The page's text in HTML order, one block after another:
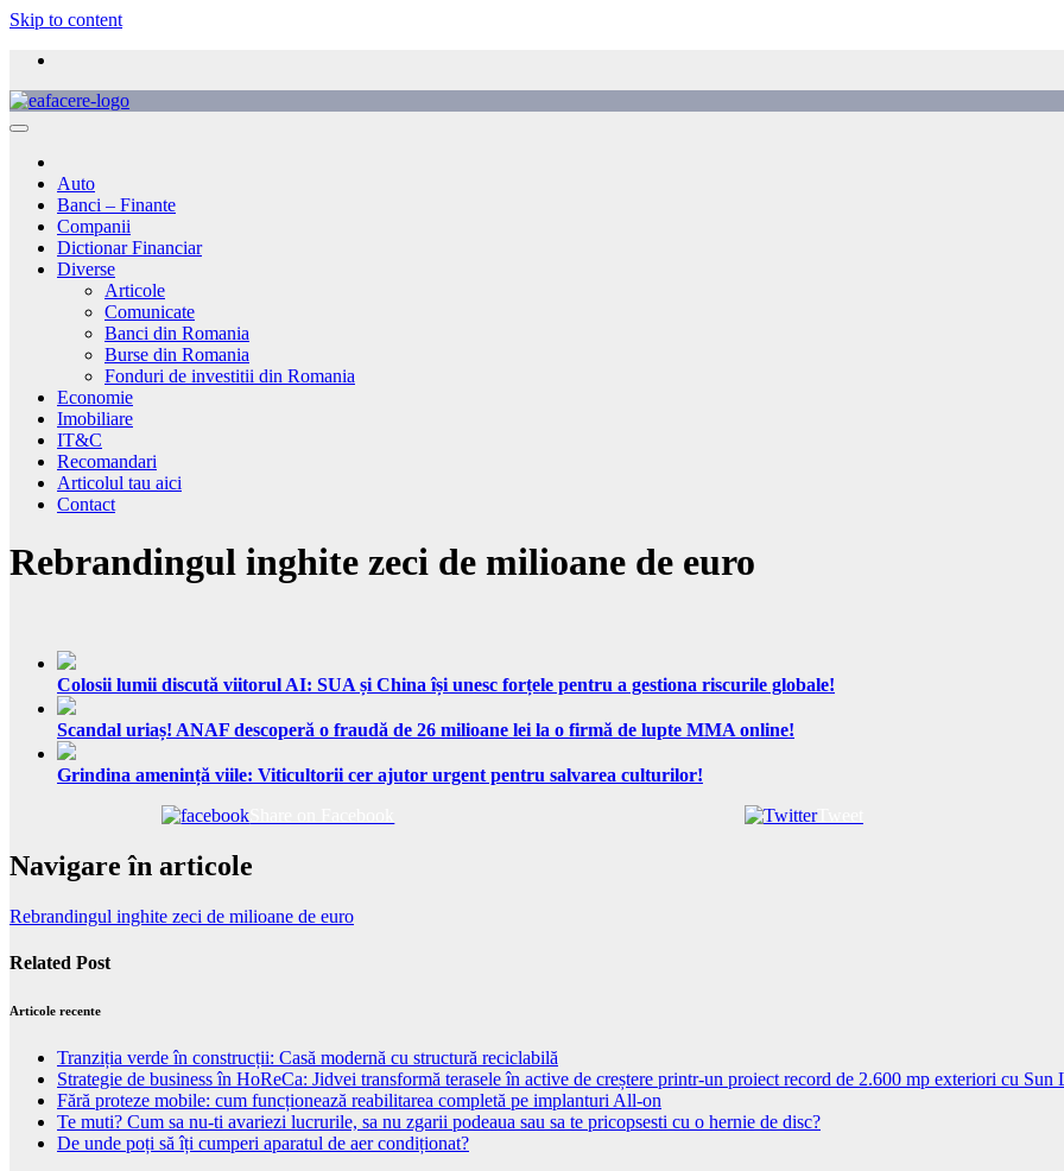
Skip to content
Auto
Banci – Finante
Companii
Dictionar Financiar
Diverse
Articole
Comunicate
Banci din Romania
Burse din Romania
Fonduri de investitii din Romania
Economie
Imobiliare
IT&C
Recomandari
Articolul tau aici
Contact
Rebrandingul inghite zeci de milioane de euro
Colosii lumii discută viitorul AI: SUA și China își unesc forțele pentru a gestiona riscurile globale!
Scandal uriaș! ANAF descoperă o fraudă de 26 milioane lei la o firmă de lupte MMA online!
Grindina amenință viile: Viticultorii cer ajutor urgent pentru salvarea culturilor!
Tweet
Navigare în articole
Rebrandingul inghite zeci de milioane de euro
Related Post
Articole recente
Tranziția verde în construcții: Casă modernă cu structură reciclabilă
Strategie de business în HoReCa: Jidvei transformă terasele în active de creștere printr-un proiect record de 2.600 mp exteriori cu Sun
Fără proteze mobile: cum funcționează reabilitarea completă pe implanturi All-on
Te muti? Cum sa nu-ti avariezi lucrurile, sa nu zgarii podeaua sau sa te pricopsesti cu o hernie de disc?
De unde poți să îți cumperi aparatul de aer condiționat?